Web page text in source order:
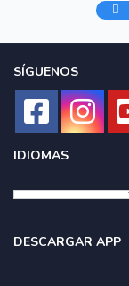
SÍGUENOS
IDIOMAS
DESCARGAR APP